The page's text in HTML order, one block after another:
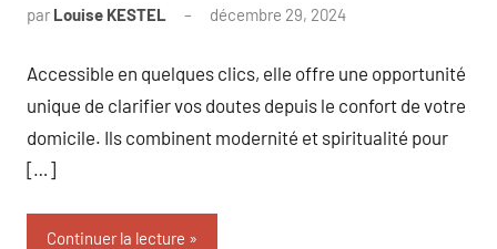
par Louise KESTEL décembre 29, 2024
Accessible en quelques clics, elle offre une opportunité
unique de clarifier vos doutes depuis le confort de votre
domicile. Ils combinent modernité et spiritualité pour
[…]
Continuer la lecture